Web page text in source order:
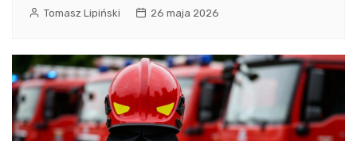
Tomasz Lipiński 26 maja 2026